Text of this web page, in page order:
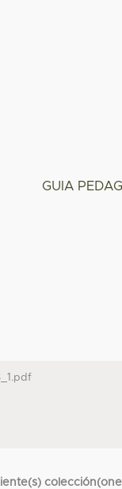
GUIA